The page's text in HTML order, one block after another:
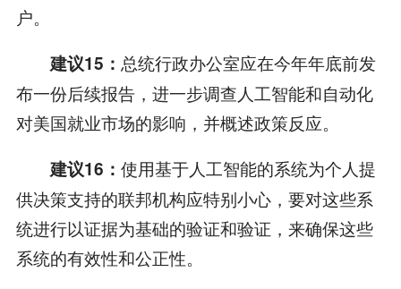
户。
建议15： 总统行政办公室应在今年年底前发
布一份后续报告，进一步调查人工智能和自动化
对美国就业市场的影响，并概述政策反应。
建议16： 使用基于人工智能的系统为个人提
供决策支持的联邦机构应特别小心，要对这些系
统进行以证据为基础的验证和验证，来确保这些
系统的有效性和公正性。